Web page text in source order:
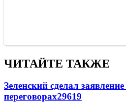
ЧИТАЙТЕ ТАКЖЕ
Зеленский сделал
переговорах29619